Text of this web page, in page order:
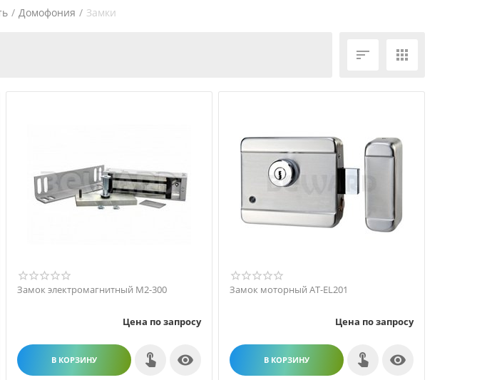
/ Домофония / Замки
 
Замок электромагнитный M2-300
Цена по запросу
В КОРЗИНУ 
Замок моторный AT-EL201
Цена по запросу
В КОРЗИНУ 